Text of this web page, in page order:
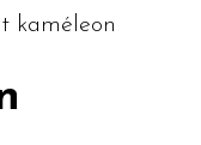
kaméleon